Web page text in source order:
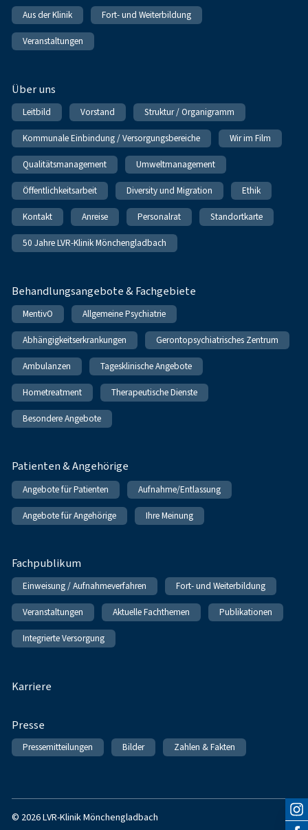
Aus der Klinik Fort- und Weiterbildung
Veranstaltungen
Über uns
Leitbild Vorstand Struktur / Organigramm
Kommunale Einbindung / Versorgungsbereiche Wir im Film
Qualitätsmanagement Umweltmanagement
Öffentlichkeitsarbeit Diversity und Migration Ethik
Kontakt Anreise Personalrat Standortkarte
50 Jahre LVR-Klinik Mönchengladbach
Behandlungsangebote & Fachgebiete
MentivO Allgemeine Psychiatrie
Abhängigkeitserkrankungen Gerontopsychiatrisches Zentrum
Ambulanzen Tagesklinische Angebote
Hometreatment Therapeutische Dienste
Besondere Angebote
Patienten & Angehörige
Angebote für Patienten Aufnahme/Entlassung
Angebote für Angehörige Ihre Meinung
Fachpublikum
Einweisung / Aufnahmeverfahren Fort- und Weiterbildung
Veranstaltungen Aktuelle Fachthemen Publikationen
Integrierte Versorgung
Karriere
Presse
Pressemitteilungen Bilder Zahlen & Fakten
© 2026 LVR-Klinik Mönchengladbach